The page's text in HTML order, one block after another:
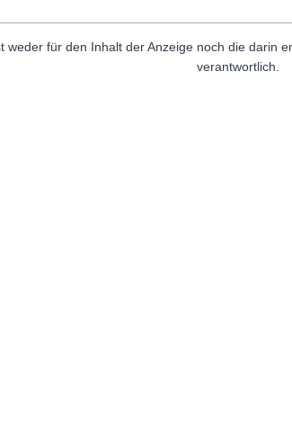
weder für den Inhalt der Anzeige noch die darin
verantwortlich.